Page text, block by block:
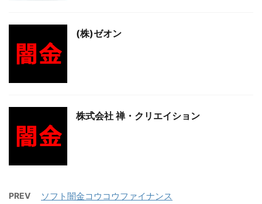
(株)ゼオン
株式会社 禅・クリエイション
PREV ソフト闇金コウコウファイナンス